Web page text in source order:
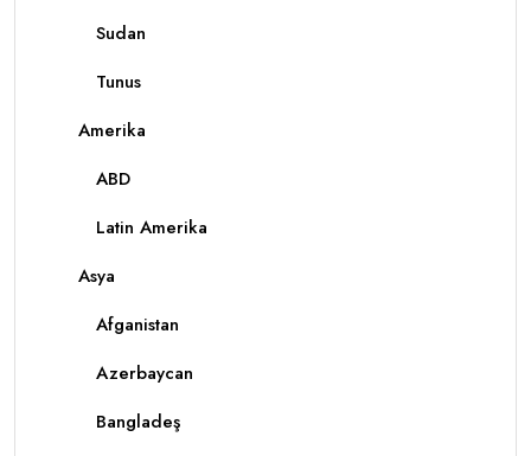
Sudan
Tunus
Amerika
ABD
Latin Amerika
Asya
Afganistan
Azerbaycan
Bangladeş